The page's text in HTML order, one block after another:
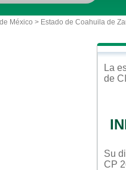
México > Estado de Coahuila de
La
de
Su
CP